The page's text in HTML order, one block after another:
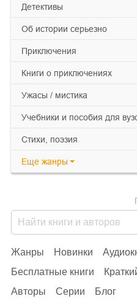
детективы
об истории серьезно
приключения
книги о приключениях
ужасы / мистика
учебники и пособия для
cтихи, поэзия
Еще жанры
Жанры Новинки
Бесплатные книги
Авторы
Серии Блог